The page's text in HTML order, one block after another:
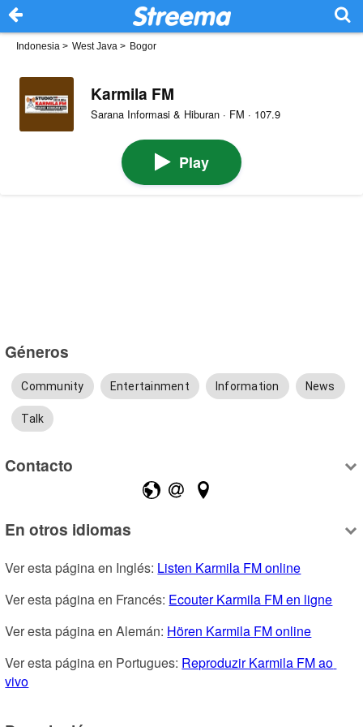
Indonesia > West Java > Bogor
Karmila FM
Sarana Informasi & Hiburan · FM · 107.9
Play
Géneros
Community Entertainment Information News
Talk
Contacto
En otros idiomas
Ver esta página en Inglés: Listen Karmila FM online
Ver esta página en Francés: Ecouter Karmila FM en ligne
Ver esta página en Alemán: Hören Karmila FM online
Ver esta página en Portugues: Reproduzir Karmila FM ao
vivo